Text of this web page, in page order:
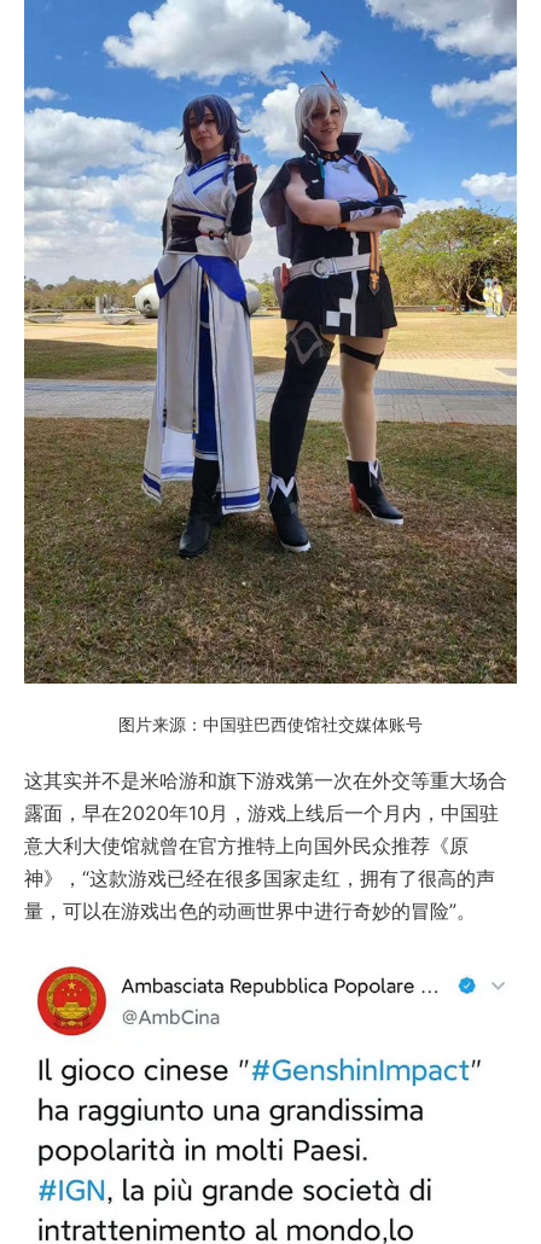
图片来源：中国驻巴西使馆社交媒体账号
这其实并不是米哈游和旗下游戏第一次在外交等重大场合
露面，早在2020年10月，游戏上线后一个月内，中国驻
意大利大使馆就曾在官方推特上向国外民众推荐《原
神》，“这款游戏已经在很多国家走红，拥有了很高的声
量，可以在游戏出色的动画世界中进行奇妙的冒险”。